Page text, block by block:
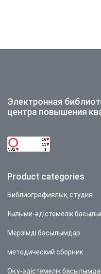
Электронная
центра повышения
Product categories
Библиографиялық студия
Ғылыми-әдістемелік
Мерзімді басылымдар
методический сборник
Оқу-әдістемелік